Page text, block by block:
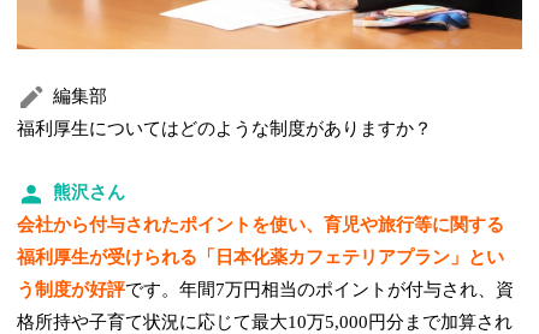
編集部
福利厚生についてはどのような制度がありますか？
熊沢さん
会社から付与されたポイントを使い、育児や旅行等に関する
福利厚生が受けられる「日本化薬カフェテリアプラン」とい
う制度が好評です。年間7万円相当のポイントが付与され、資
格所持や子育て状況に応じて最大10万5,000円分まで加算され